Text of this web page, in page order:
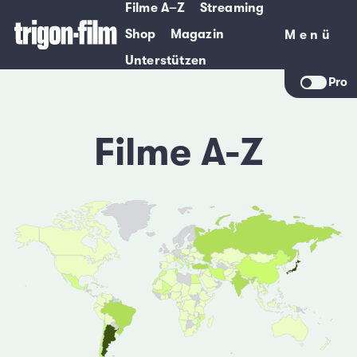
Filme A–Z
Streaming
Shop
Magazin
Unterstützen
Menü
Menü
Pro
Filme A-Z